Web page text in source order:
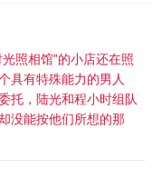
照相馆”的小店还在照
具有特殊能力的男人
托，陆光和程小时组队
没能按他们所想的那